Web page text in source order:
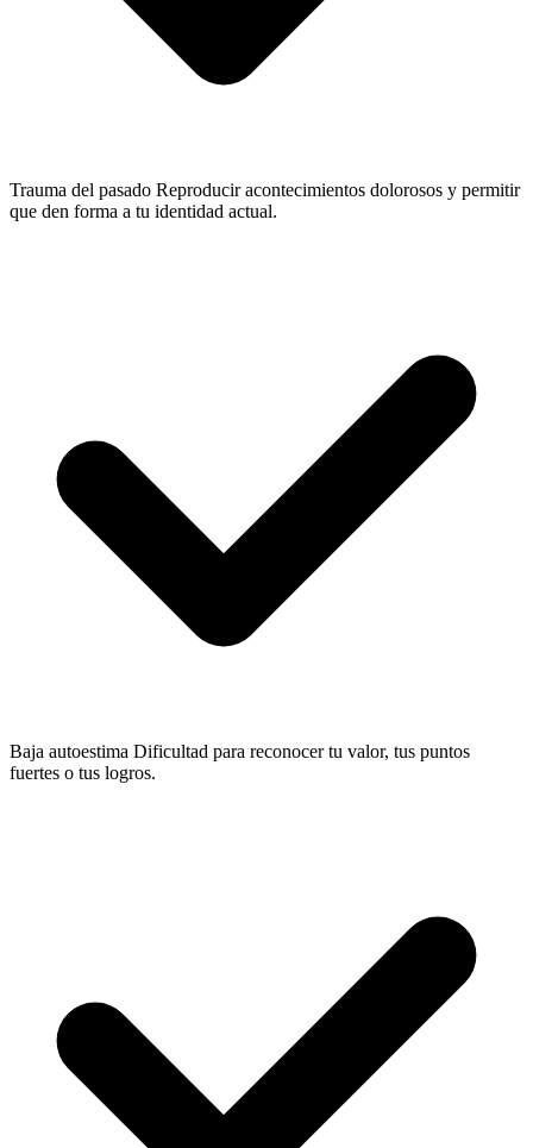
Trauma del pasado Reproducir acontecimientos dolorosos y permitir
que den forma a tu identidad actual.
Baja autoestima Dificultad para reconocer tu valor, tus puntos
fuertes o tus logros.